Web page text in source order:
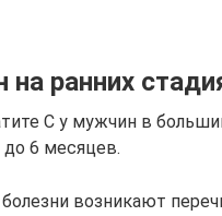
ранних
С у мужчин в
до 6 месяцев.
возникают